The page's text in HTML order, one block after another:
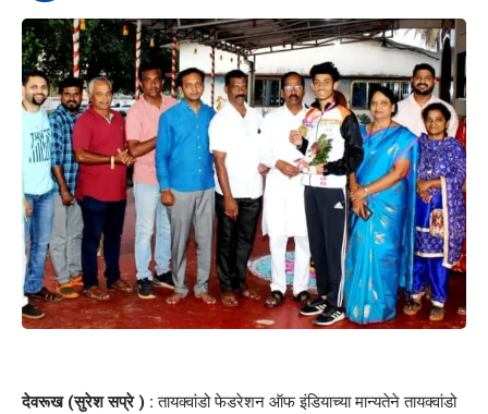
देवरूख (सुरेश सप्रे ) : तायक्वांडो फेडरेशन ऑफ इंडियाच्या मान्यतेने तायक्वांडो